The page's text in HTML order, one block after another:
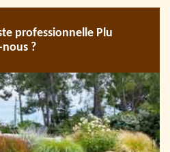
professionnelle Plu
nous ?